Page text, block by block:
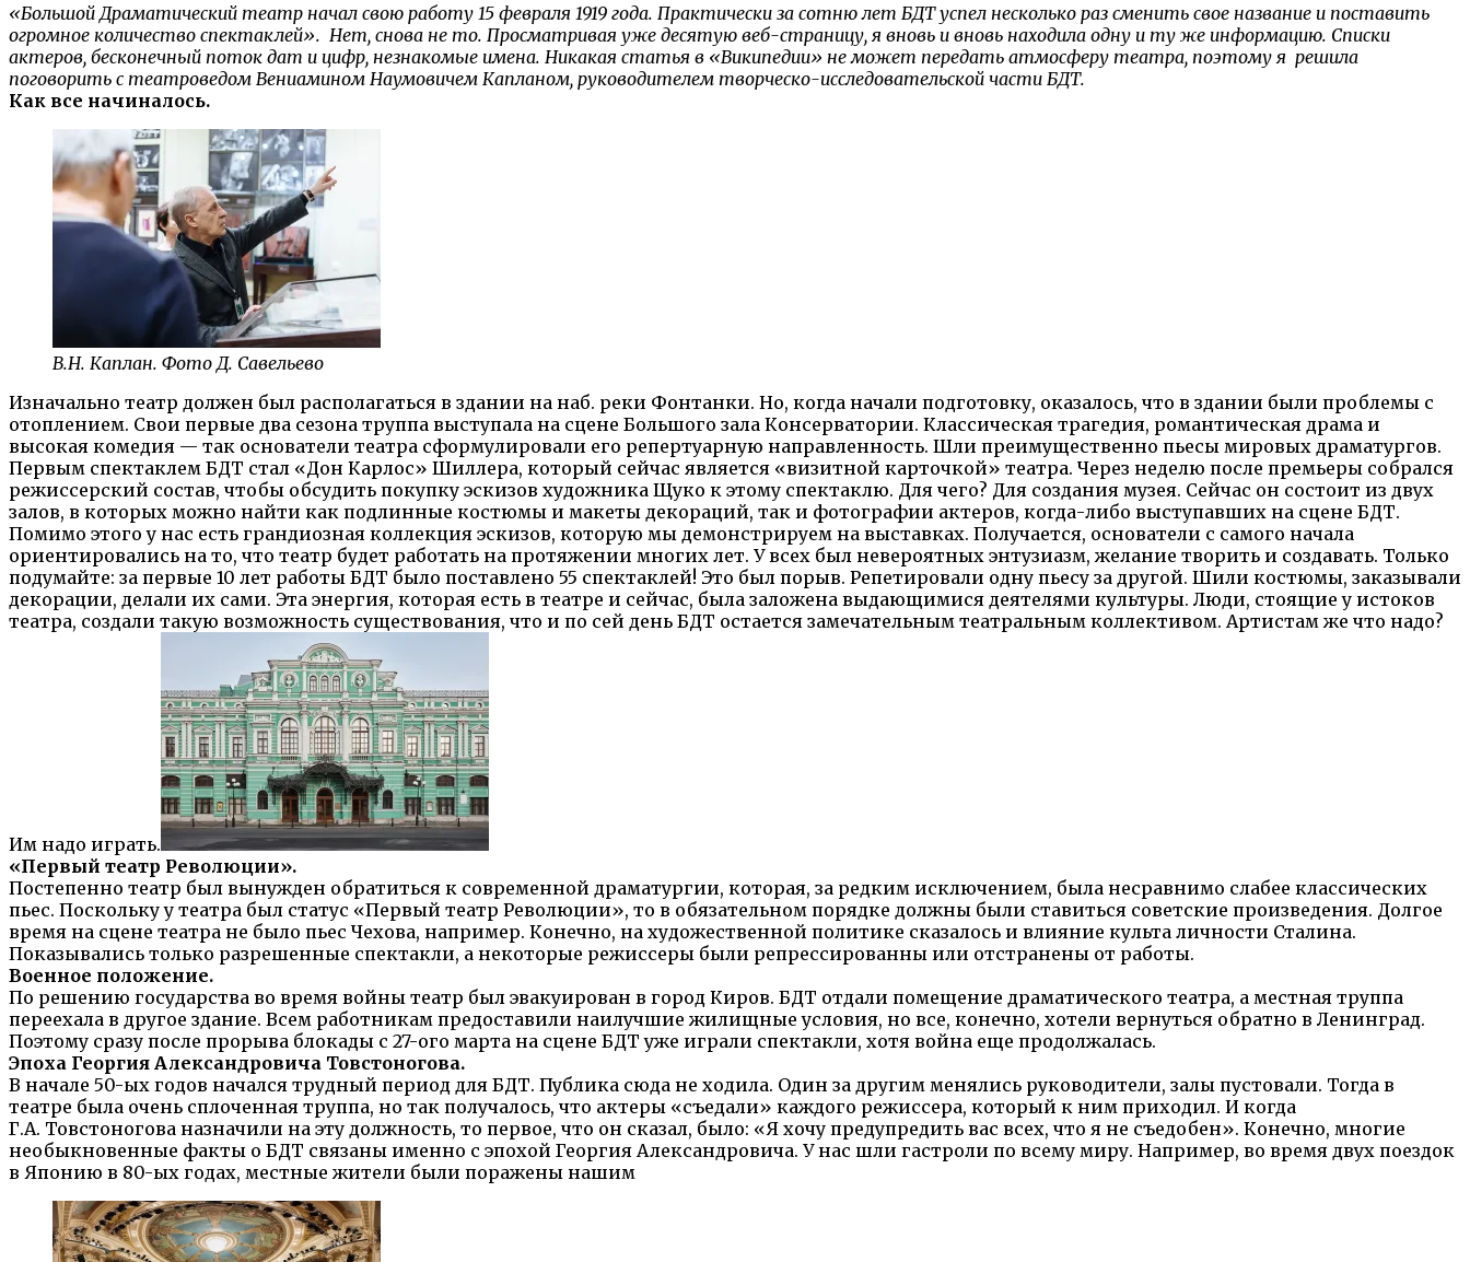
«Большой Драматический театр начал свою работу 15 февраля 1919 года. Практически за сотню лет БДТ успел несколько раз сменить свое название и поставить
огромное количество спектаклей». Нет, снова не то. Просматривая уже десятую веб-страницу, я вновь и вновь находила одну и ту же информацию. Списки
актеров, бесконечный поток дат и цифр, незнакомые имена. Никакая статья в «Википедии» не может передать атмосферу театра, поэтому я решила
поговорить с театроведом Вениамином Наумовичем Капланом, руководителем творческо-исследовательской части БДТ.
Как все начиналось.
В.Н. Каплан. Фото Д. Савельево
Изначально театр должен был располагаться в здании на наб. реки Фонтанки. Но, когда начали подготовку, оказалось, что в здании были проблемы с
отоплением. Свои первые два сезона труппа выступала на сцене Большого зала Консерватории. Классическая трагедия, романтическая драма и
высокая комедия — так основатели театра сформулировали его репертуарную направленность. Шли преимущественно пьесы мировых драматургов.
Первым спектаклем БДТ стал «Дон Карлос» Шиллера, который сейчас является «визитной карточкой» театра. Через неделю после премьеры собрался
режиссерский состав, чтобы обсудить покупку эскизов художника Щуко к этому спектаклю. Для чего? Для создания музея. Сейчас он состоит из двух
залов, в которых можно найти как подлинные костюмы и макеты декораций, так и фотографии актеров, когда-либо выступавших на сцене БДТ.
Помимо этого у нас есть грандиозная коллекция эскизов, которую мы демонстрируем на выставках. Получается, основатели с самого начала
ориентировались на то, что театр будет работать на протяжении многих лет. У всех был невероятных энтузиазм, желание творить и создавать. Только
подумайте: за первые 10 лет работы БДТ было поставлено 55 спектаклей! Это был порыв. Репетировали одну пьесу за другой. Шили костюмы, заказывали
декорации, делали их сами. Эта энергия, которая есть в театре и сейчас, была заложена выдающимися деятелями культуры. Люди, стоящие у истоков
театра, создали такую возможность существования, что и по сей день БДТ остается замечательным театральным коллективом. Артистам же что надо?
Им надо играть.
«Первый театр Революции».
Постепенно театр был вынужден обратиться к современной драматургии, которая, за редким исключением, была несравнимо слабее классических
пьес. Поскольку у театра был статус «Первый театр Революции», то в обязательном порядке должны были ставиться советские произведения. Долгое
время на сцене театра не было пьес Чехова, например. Конечно, на художественной политике сказалось и влияние культа личности Сталина.
Показывались только разрешенные спектакли, а некоторые режиссеры были репрессированны или отстранены от работы.
Военное положение.
По решению государства во время войны театр был эвакуирован в город Киров. БДТ отдали помещение драматического театра, а местная труппа
переехала в другое здание. Всем работникам предоставили наилучшие жилищные условия, но все, конечно, хотели вернуться обратно в Ленинград.
Поэтому сразу после прорыва блокады с 27-ого марта на сцене БДТ уже играли спектакли, хотя война еще продолжалась.
Эпоха Георгия Александровича Товстоногова.
В начале 50-ых годов начался трудный период для БДТ. Публика сюда не ходила. Один за другим менялись руководители, залы пустовали. Тогда в
театре была очень сплоченная труппа, но так получалось, что актеры «съедали» каждого режиссера, который к ним приходил. И когда
Г.А. Товстоногова назначили на эту должность, то первое, что он сказал, было: «Я хочу предупредить вас всех, что я не съедобен». Конечно, многие
необыкновенные факты о БДТ связаны именно с эпохой Георгия Александровича. У нас шли гастроли по всему миру. Например, во время двух поездок
в Японию в 80-ых годах, местные жители были поражены нашим